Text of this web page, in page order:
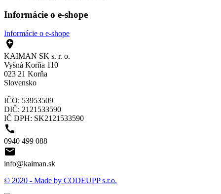
Informácie o e-shope
Informácie o e-shope

KAIMAN SK s. r. o.
Vyšná Korňa 110
023 21 Korňa
Slovensko
IČO: 53953509
DIČ: 2121533590
IČ DPH: SK2121533590

0940 499 088

info@kaiman.sk
© 2020 - Made by CODEUPP s.r.o.